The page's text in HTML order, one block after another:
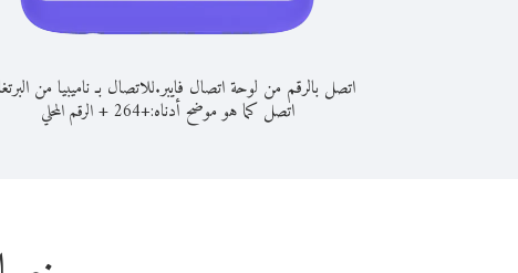
اتصل بالرقم من لوحة اتصال فايبر.للاتصال بـ ناميبيا من
اتصل كما هو موضح أدناه:+
264
+الرقم المحلي